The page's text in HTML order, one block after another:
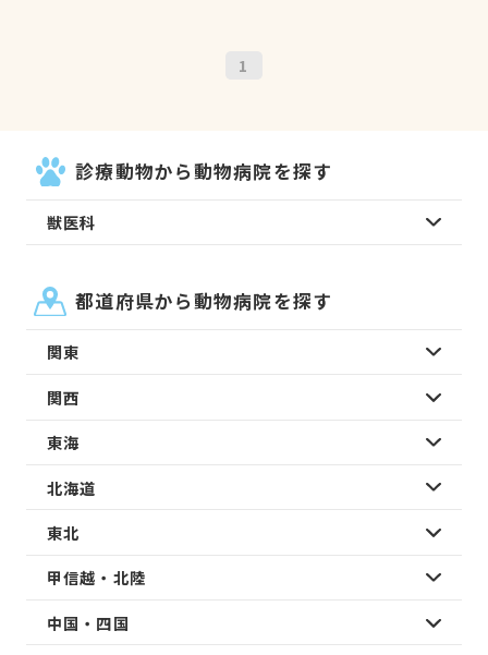
1
診療動物から動物病院を探す
獣医科
都道府県から動物病院を探す
関東
関西
東海
北海道
東北
甲信越・北陸
中国・四国